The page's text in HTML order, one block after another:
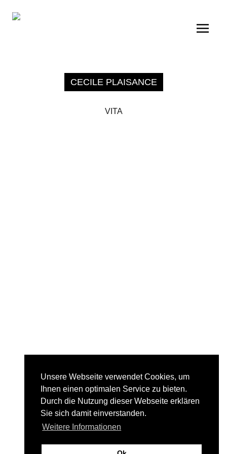
Unsere Webseite verwendet Cookies, um
Ihnen einen optimalen Service zu bieten.
Durch die Nutzung dieser Webseite erklären
Sie sich damit einverstanden.
Weitere Informationen
CECILE PLAISANCE
VITA